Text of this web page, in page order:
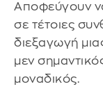
Αποφεύγουν
σε τέτοιες
διεξαγωγή
μεν
μοναδικός.